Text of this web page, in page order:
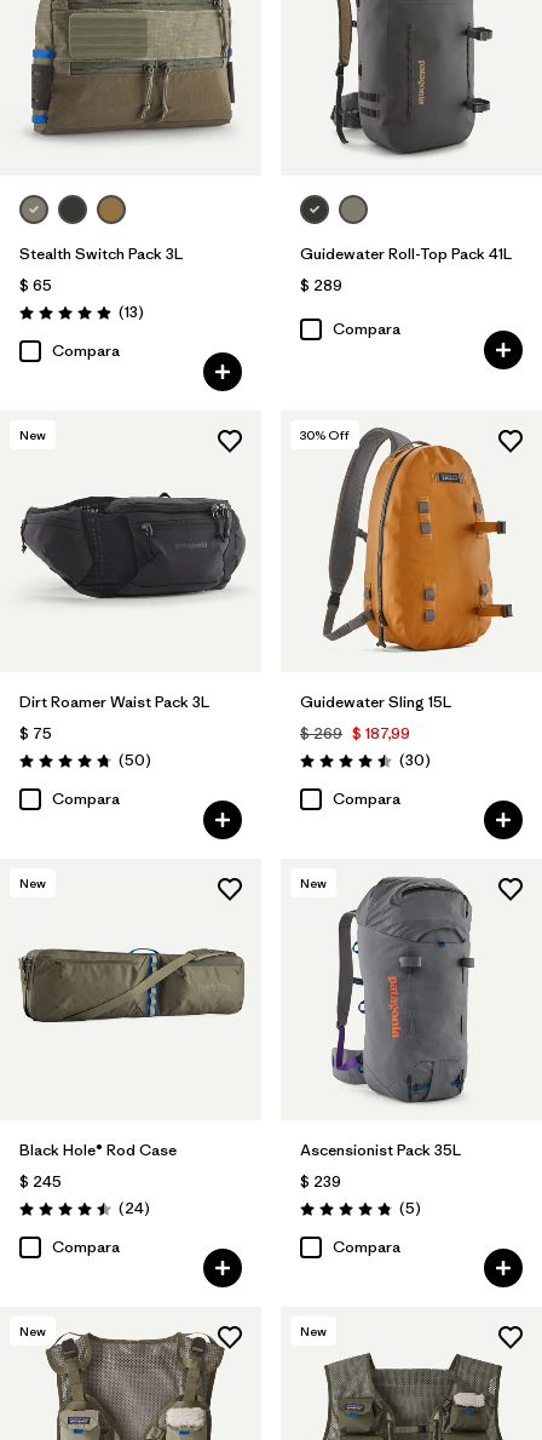
Stealth Switch Pack 3L
$ 65
Valoración: 4.9 / 5
(13Comentarios
)
Compara
Guidewater Roll-Top Pack 41L
$ 289
Compara
New
Dirt Roamer Waist Pack 3L
$ 75
Valoración: 4.7 / 5
(50Comentarios
)
Compara
30% Off
Guidewater Sling 15L
$ 269 $ 187,99
Valoración: 4.5 / 5
(30Comentarios
)
Compara
New
Black Hole® Rod Case
$ 245
Valoración: 4.5 / 5
(24Comentarios
)
Compara
New
Ascensionist Pack 35L
$ 239
Valoración: 4.8 / 5
(5Comentarios
)
Compara
New New